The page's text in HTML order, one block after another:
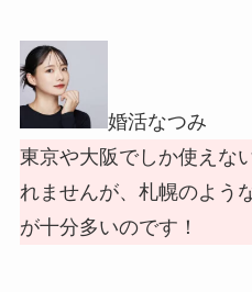
婚活なつみ
東京や大阪でしか使えな
れませんが、札幌のよう
が十分多いのです！